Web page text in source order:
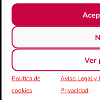
Ver
Política de
cookies
Aviso Legal y
Privacidad